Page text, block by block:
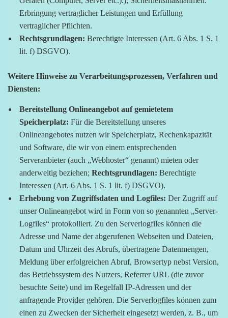
Erbringung vertraglicher Leistungen und Erfüllung
vertraglicher Pflichten.
Rechtsgrundlagen: Berechtigte Interessen (Art. 6 Abs. 1 S. 1
lit. f) DSGVO).
Weitere Hinweise zu Verarbeitungsprozessen, Verfahren und
Diensten:
Bereitstellung Onlineangebot auf gemietetem
Speicherplatz: Für die Bereitstellung unseres
Onlineangebotes nutzen wir Speicherplatz, Rechenkapazität
und Software, die wir von einem entsprechenden
Serveranbieter (auch „Webhoster“ genannt) mieten oder
anderweitig beziehen; Rechtsgrundlagen: Berechtigte
Interessen (Art. 6 Abs. 1 S. 1 lit. f) DSGVO).
Erhebung von Zugriffsdaten und Logfiles: Der Zugriff auf
unser Onlineangebot wird in Form von so genannten „Server-
Logfiles“ protokolliert. Zu den Serverlogfiles können die
Adresse und Name der abgerufenen Webseiten und Dateien,
Datum und Uhrzeit des Abrufs, übertragene Datenmengen,
Meldung über erfolgreichen Abruf, Browsertyp nebst Version,
das Betriebssystem des Nutzers, Referrer URL (die zuvor
besuchte Seite) und im Regelfall IP-Adressen und der
anfragende Provider gehören. Die Serverlogfiles können zum
einen zu Zwecken der Sicherheit eingesetzt werden, z. B., um